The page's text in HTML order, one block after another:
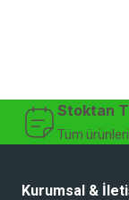
Stoktan
Tüm
Kurumsal &